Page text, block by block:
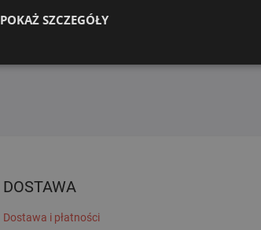
DOSTAWA
Dostawa i płatności
POKAŻ SZCZEGÓŁY